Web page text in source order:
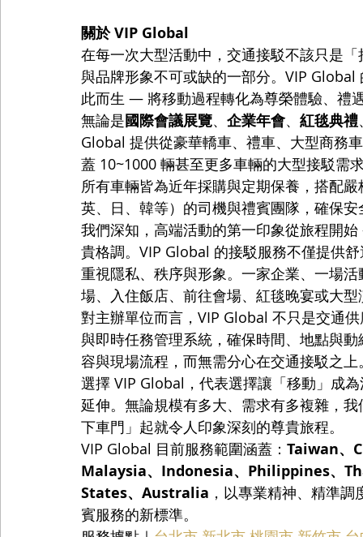
關於 VIP Global
在每一次大型活動中，交通接駁不該只是
與品牌形象不可或缺的一部分。VIP
此而生 — 將移動過程轉化為尊榮體驗、禮
無論是國際會議展覽、 企業年會、 紅毯典禮
Global 提供從豪華轎車、禮車、大型商務
蓋 10~1000 輛甚至更多車輛的大型接駁需
所有車輛皆為近年採購與定期保養，搭配
英、日、韓等）的司機與禮賓團隊，確保
我們深知，高端活動的第一印象從旅程開
貴格調。VIP Global 的接駁服務不僅提供
重視隱私、秩序與形象。一家企業、一場
場、入住飯店、前往會場、紅毯晚宴或大
對主辦單位而言，VIP Global 不只是交通
與即時任務管理系統，確保時間、地點與
容與現場流程，而無需分心在交通接駁之上
選擇 VIP Global，代表選擇讓「移動」成
延伸。無論規模有多大、需求有多複雜，
下車門」起就令人印象深刻的尊貴旅程。
VIP Global 目前服務範圍涵蓋： Taiwan、
Malaysia、Indonesia、Philippines、
States、Australia ，以專業精神、精準
賓服務的新標準。